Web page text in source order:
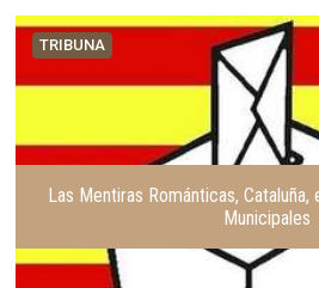
TRIBUNA
Las Mentiras Románticas,
Municipales